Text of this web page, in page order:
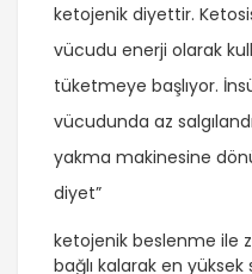
ketojenik diyettir.
vücudu enerji olarak
tüketmeye başlıyor.
vücudunda az
yakma makinesine
diyet”
ketojenik beslenme ile
bağlı kalarak en